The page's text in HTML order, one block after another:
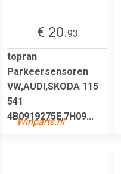
€ 20.93
topran
Parkeersensoren
VW,AUDI,SKODA 115
541
4B0919275E,7H09...
Winparts.nl